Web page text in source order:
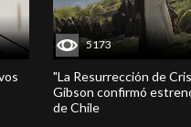
5173
"La Resurrección de
Gibson confirmó
de Chile